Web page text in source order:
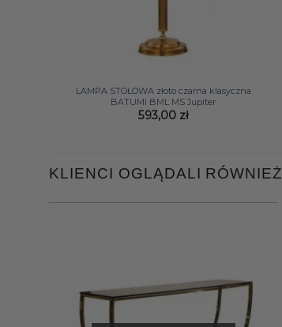
LAMPA STOŁOWA złoto czarna klasyczna
BATUMI BML MS Jupiter
593,00 zł
KLIENCI OGLĄDALI RÓWNIEŻ